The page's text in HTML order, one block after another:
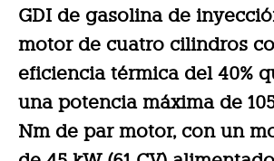
GDI de gasolina de
motor de cuatro cilindros
eficiencia térmica del 40%
una potencia máxima de
Nm de par motor, con un